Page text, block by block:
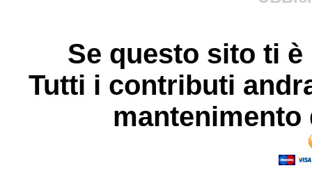
Se questo sito ti
Tutti i contributi